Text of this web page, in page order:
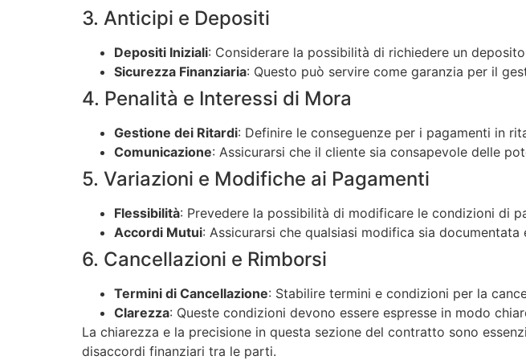
3. Anticipi e Depositi
Depositi Iniziali: Considerare la possibilità di richiedere un
Sicurezza Finanziaria: Questo può servire come garanzia per il
4. Penalità e Interessi di Mora
Gestione dei Ritardi: Definire le conseguenze per i pagamenti in
Comunicazione: Assicurarsi che il cliente sia consapevole delle
5. Variazioni e Modifiche ai Pagamenti
Flessibilità: Prevedere la possibilità di modificare le condizioni di
Accordi Mutui: Assicurarsi che qualsiasi modifica sia
6. Cancellazioni e Rimborsi
Termini di Cancellazione: Stabilire termini e condizioni per la
Clarezza: Queste condizioni devono essere espresse in modo
La chiarezza e la precisione in questa sezione del contratto sono
disaccordi finanziari tra le parti.